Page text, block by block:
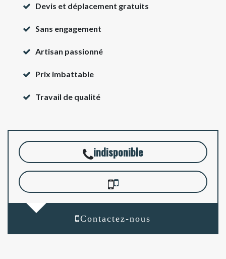
Devis et déplacement gratuits
Sans engagement
Artisan passionné
Prix imbattable
Travail de qualité
indisponible
Contactez-nous